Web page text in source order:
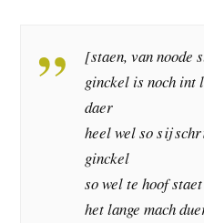
[staen, van noode
ginckel is noch int
daer
heel wel so sij
ginckel
so wel te hoof
het lange mach